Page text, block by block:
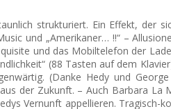
strukturiert. Ein Effekt, der
und „Amerikaner… !!“ –
und das Mobiltelefon der
(88 Tasten auf dem
(Danke Hedy und
der Zukunft. – Auch Barbara La
Vernunft appellieren. Tragisch-